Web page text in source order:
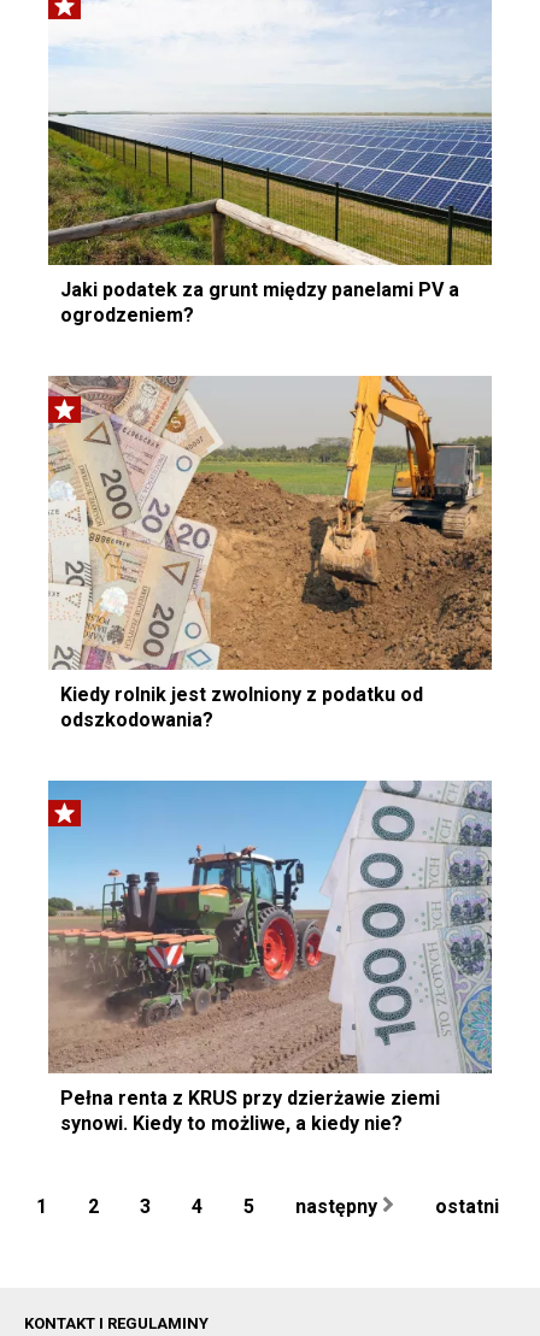
Jaki podatek za grunt między panelami PV a
ogrodzeniem?
Kiedy rolnik jest zwolniony z podatku od
odszkodowania?
Pełna renta z KRUS przy dzierżawie ziemi
synowi. Kiedy to możliwe, a kiedy nie?
1 2 3 4 5 następny ostatni
KONTAKT I REGULAMINY